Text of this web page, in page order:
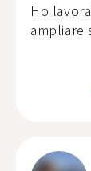
Ho
ampliare